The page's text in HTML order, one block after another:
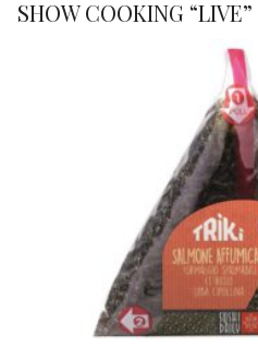
SHOW COOKING